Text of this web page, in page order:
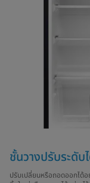
ชั้นวางปรับระดั
ปรับเปลี่ยนหรือถอดออกได้